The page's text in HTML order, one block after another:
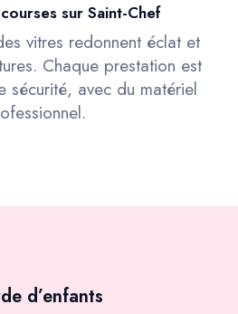
sur Saint-Chef
vitres redonnent éclat et
Chaque prestation est
sécurité, avec du matériel
d’enfants